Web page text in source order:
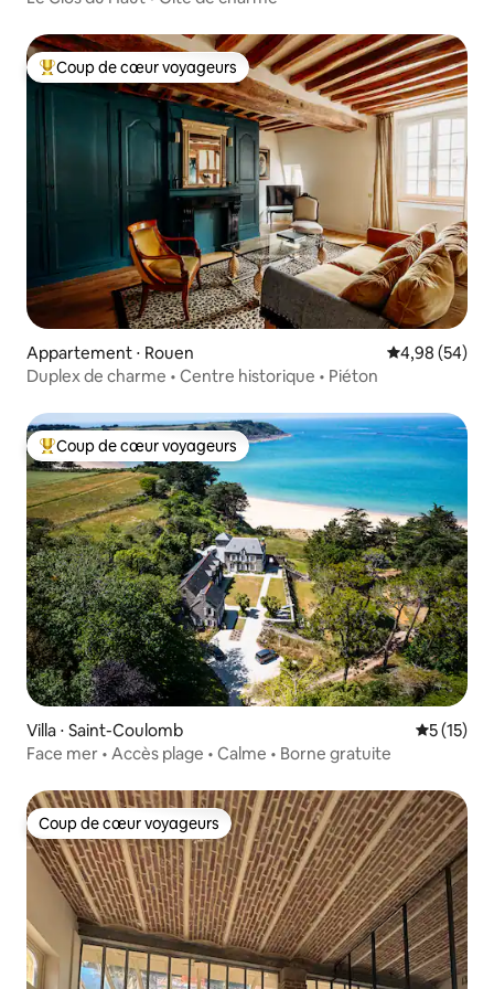
Coups de cœur voyageurs les plus appréciés
Coup de cœur voyageurs
Appartement ⋅ Rouen Évaluation
4,98 (54)
Duplex de charme • Centre historique • Piéton
Coups de cœur voyageurs les plus appréciés
Coup de cœur voyageurs
Villa ⋅ Saint-Coulomb
5 (15)
Face mer • Accès plage • Calme • Borne gratuite
Coup de cœur voyageurs
Coup de cœur voyageurs